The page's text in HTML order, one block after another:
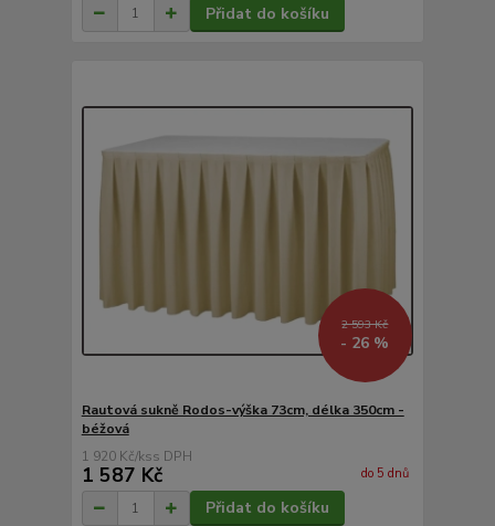
Přidat do košíku
2 593 Kč
- 26 %
Rautová sukně Rodos-výška 73cm, délka 350cm -
béžová
1 920 Kč/ks
1 587 Kč do 5 dnů
Přidat do košíku